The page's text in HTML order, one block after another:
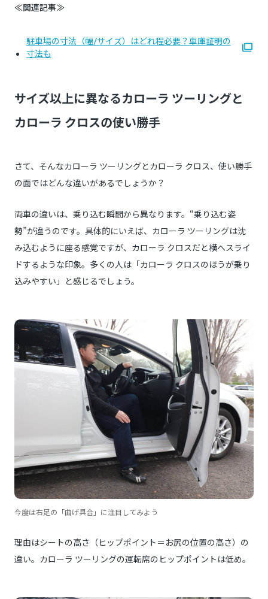
≪関連記事≫
駐車場の寸法（幅/サイズ）はどれ程必要？車庫証明の
寸法も
サイズ以上に異なるカローラ ツーリングと
カローラ クロスの使い勝手
さて、そんなカローラ ツーリングとカローラ クロス、使い勝手
の面ではどんな違いがあるでしょうか？
両車の違いは、乗り込む瞬間から異なります。“乗り込む姿
勢”が違うのです。具体的にいえば、カローラ ツーリングは沈
み込むように座る感覚ですが、カローラ クロスだと横へスライ
ドするような印象。多くの人は「カローラ クロスのほうが乗り
込みやすい」と感じるでしょう。
今度は右足の「曲げ具合」に注目してみよう
理由はシートの高さ（ヒップポイント＝お尻の位置の高さ）の
違い。カローラ ツーリングの運転席のヒップポイントは低め。